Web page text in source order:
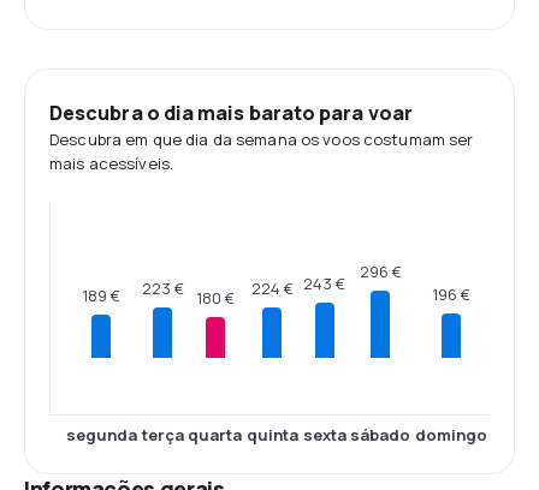
Descubra o dia mais barato para voar
Descubra em que dia da semana os voos costumam ser
mais acessíveis.
189 €
segunda
223 €
terça
180 €
quarta
224 €
quinta
243 €
sexta
296 €
sábado
196 €
domingo